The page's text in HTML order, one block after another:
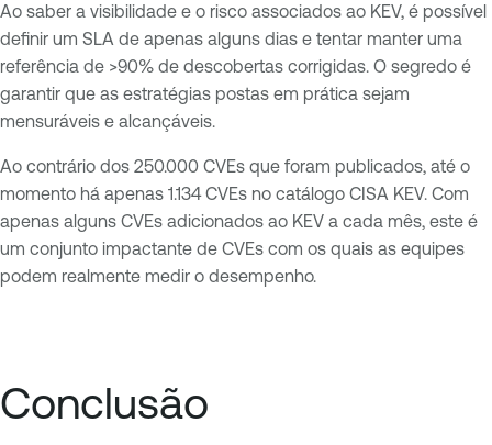
Ao saber a visibilidade e o risco associados ao KEV, é possível
definir um SLA de apenas alguns dias e tentar manter uma
referência de >90% de descobertas corrigidas. O segredo é
garantir que as estratégias postas em prática sejam
mensuráveis ​​e alcançáveis.
Ao contrário dos 250.000 CVEs que foram publicados, até o
momento há apenas 1.134 CVEs no catálogo CISA KEV. Com
apenas alguns CVEs adicionados ao KEV a cada mês, este é
um conjunto impactante de CVEs com os quais as equipes
podem realmente medir o desempenho.
Conclusão